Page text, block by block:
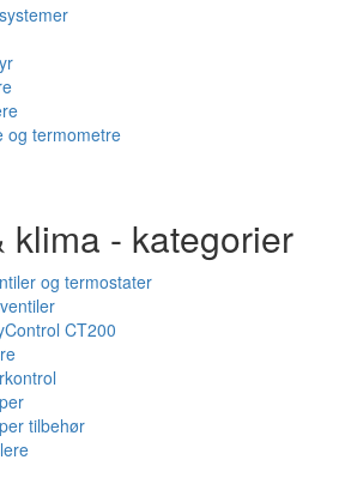
og termometre
klima - kategorier
og termostater
CT200
tilbehør